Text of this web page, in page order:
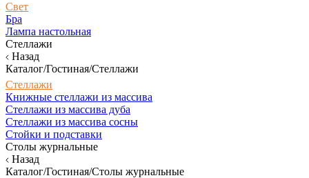
Свет
Бра
Лампа настольная
Стеллажи
Назад
Каталог/Гостиная/Стеллажи
Стеллажи
Книжные стеллажи из массива
Стеллажи из массива дуба
Стеллажи из массива сосны
Стойки и подставки
Столы журнальные
Назад
Каталог/Гостиная/Столы журнальные